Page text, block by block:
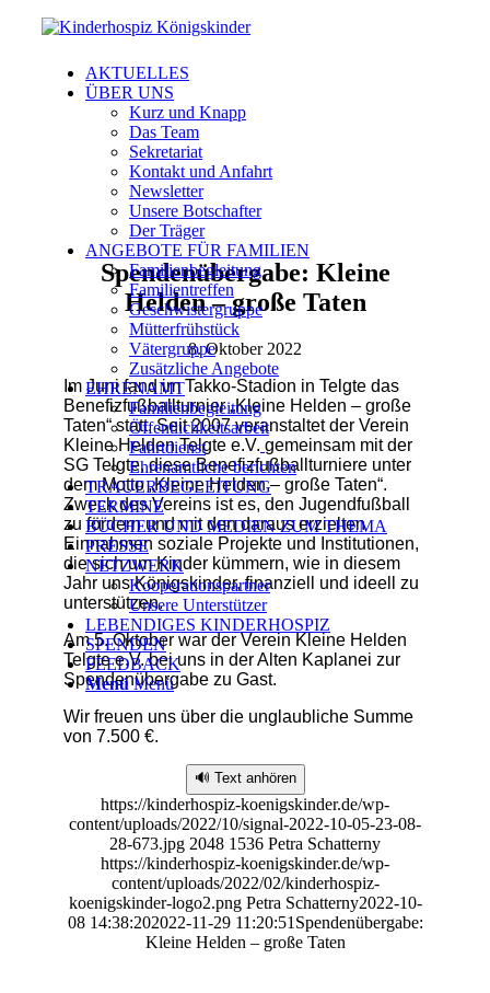
AKTUELLES
ÜBER UNS
Kurz und Knapp
Das Team
Sekretariat
Kontakt und Anfahrt
Newsletter
Unsere Botschafter
Der Träger
ANGEBOTE FÜR FAMILIEN
Familienbegleitung
Familientreffen
Geschwistergruppe
Mütterfrühstück
Vätergruppe
Zusätzliche Angebote
EHRENAMT
Familienbegleitung
Öffentlichkeitsarbeit
Fahrtdienst
Ehrenamtliche berichten
TRAUERBEGLEITUNG
TERMINE
BÜCHER UND MEDIEN ZUM THEMA
PRESSE
NETZWERK
Kooperationspartner
Unsere Unterstützer
LEBENDIGES KINDERHOSPIZ
SPENDEN
FEEDBACK
Menü Menü
Spendenübergabe: Kleine
Helden – große Taten
8. Oktober 2022
Im Juni fand im Takko-Stadion in Telgte das
Benefizfußballturnier „Kleine Helden – große
Taten“ statt. Seit 2007 veranstaltet der Verein
Kleine Helden Telgte e.V. gemeinsam mit der
SG Telgte, diese Benefizfußballturniere unter
dem Motto „Kleine Helden – große Taten“.
Zweck des Vereins ist es, den Jugendfußball
zu fördern und mit den daraus erzielten
Einnahmen soziale Projekte und Institutionen,
die sich um Kinder kümmern, wie in diesem
Jahr uns Königskinder, finanziell und ideell zu
unterstützen.
Am 5. Oktober war der Verein Kleine Helden
Telgte e.V. bei uns in der Alten Kaplanei zur
Spendenübergabe zu Gast.
Wir freuen uns über die unglaubliche Summe
von 7.500 €.
🔊 Text anhören
https://kinderhospiz-koenigskinder.de/wp-
content/uploads/2022/10/signal-2022-10-05-23-08-
28-673.jpg 2048 1536 Petra Schatterny
https://kinderhospiz-koenigskinder.de/wp-
content/uploads/2022/02/kinderhospiz-
koenigskinder-logo2.png Petra Schatterny2022-10-
08 14:38:202022-11-29 11:20:51 Spendenübergabe:
Kleine Helden – große Taten